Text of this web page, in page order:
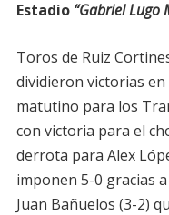
Estadio “Gabriel Lugo
Toros de Ruiz
dividieron victorias
matutino para los
con victoria para el
derrota para Alex
imponen 5-0 gracias
Juan Bañuelos (3-2)